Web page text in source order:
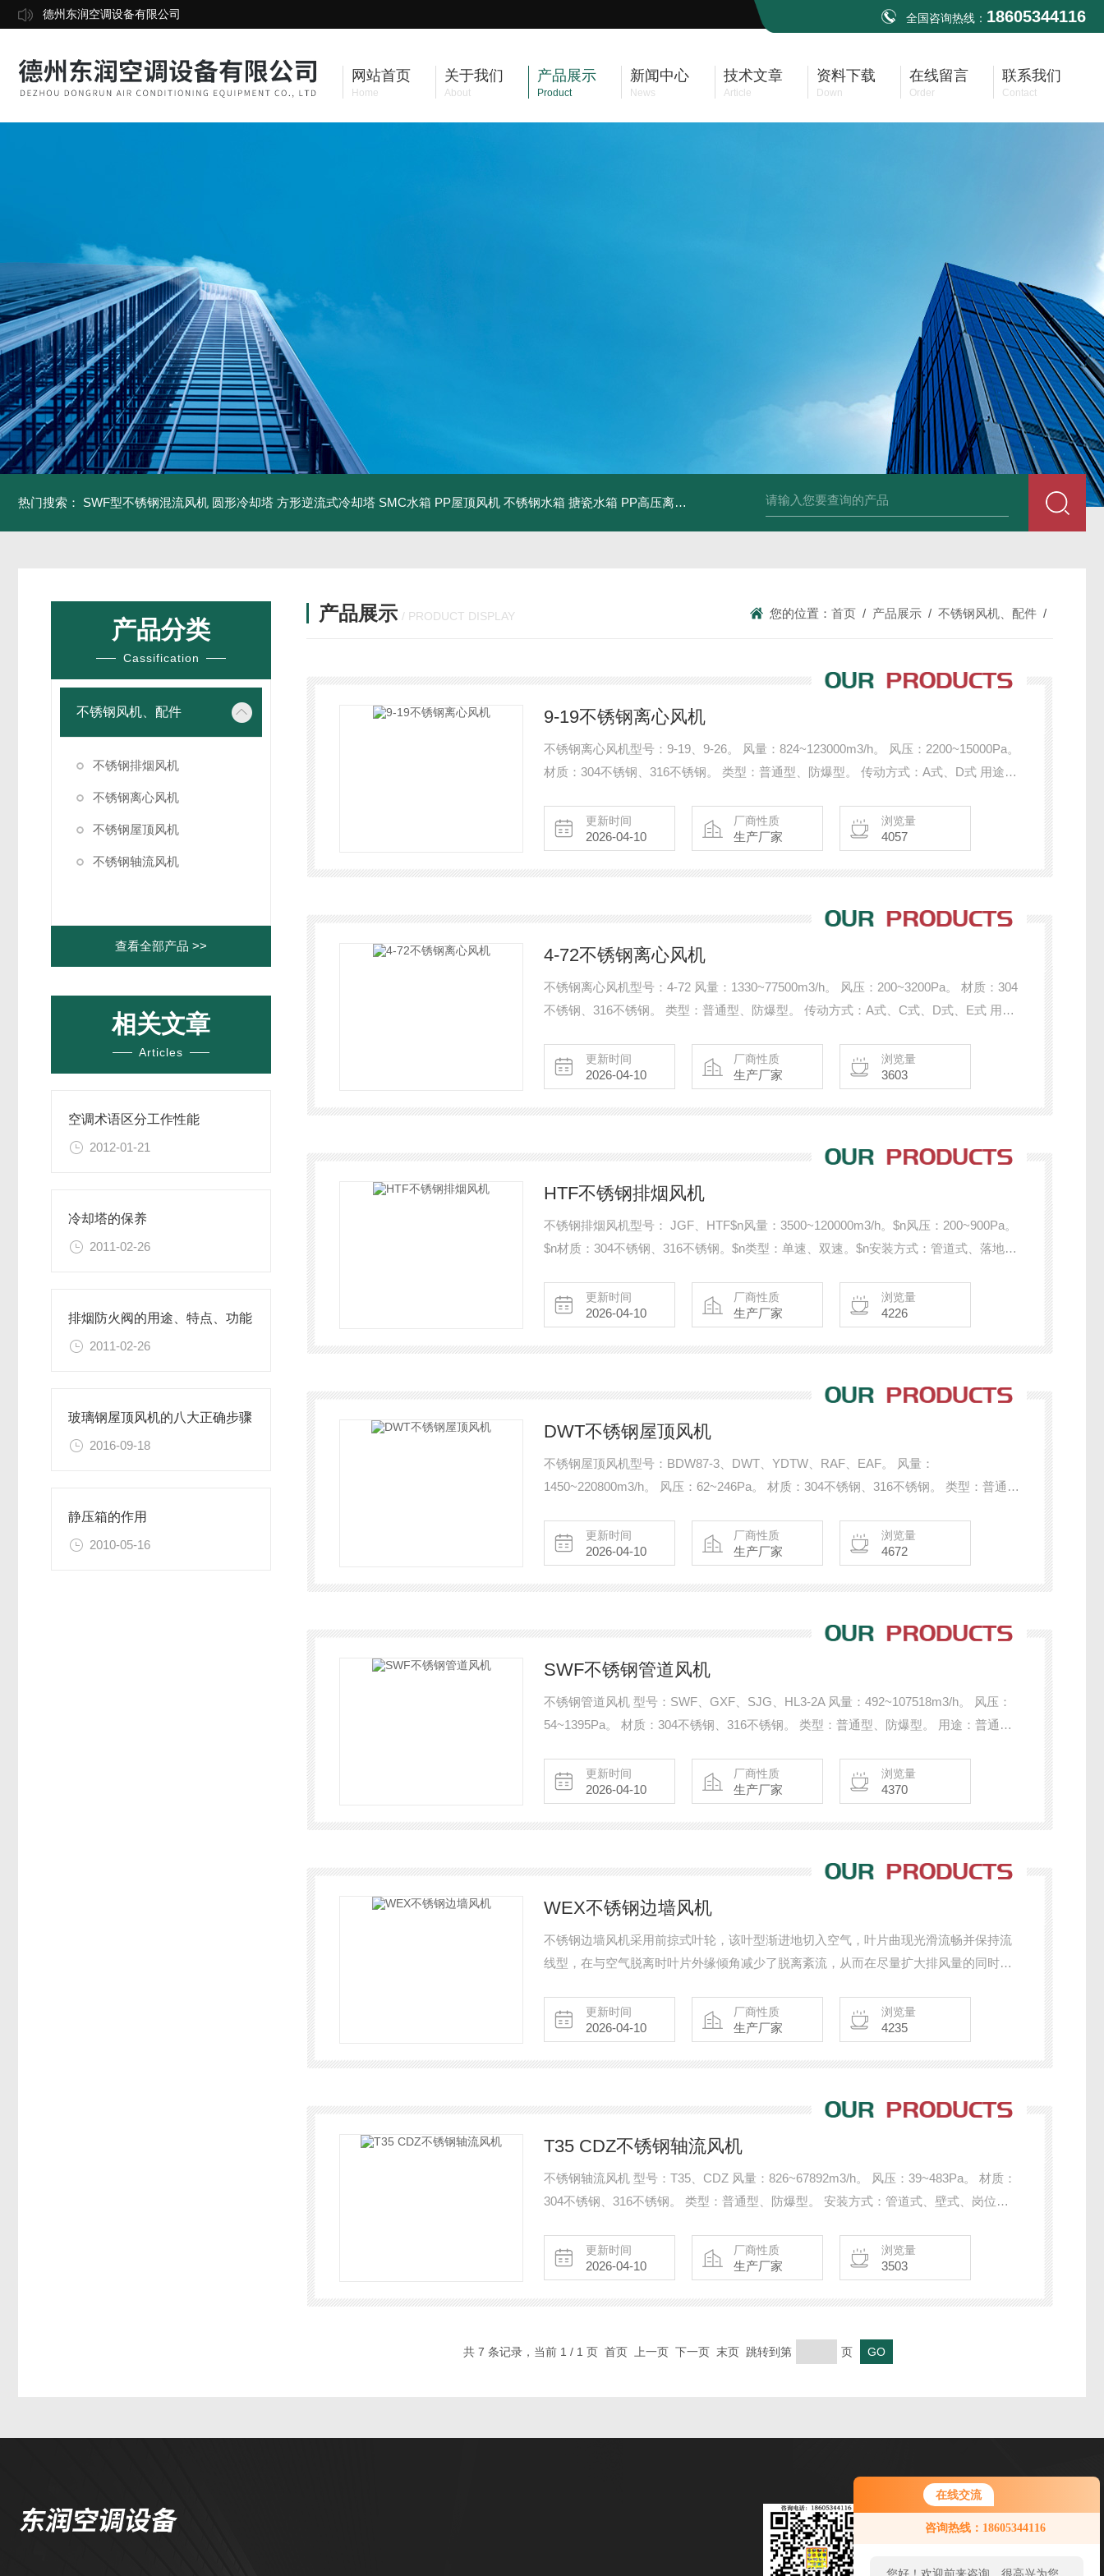
在线交流
咨询热线：18605344116
德州东润空调设备有限公司 全国咨询热线： 18605344116
网站首页
Home
关于我们
About
产品展示
Product
新闻中心
News
技术文章
Article
资料下载
Down
在线留言
Order
联系我们
Contact
热门搜索： SWF型不锈钢混流风机 圆形冷却塔 方形逆流式冷却塔 SMC水箱 PP屋顶风机 不锈钢水箱 搪瓷水箱 PP高压离心风机 PP风帽 组合式空调机组 单层百叶
产品分类
Cassification
不锈钢风机、配件
不锈钢排烟风机
不锈钢离心风机
不锈钢屋顶风机
不锈钢轴流风机
查看全部产品 >>
相关文章
Articles
空调术语区分工作性能
2012-01-21
冷却塔的保养
2011-02-26
排烟防火阀的用途、特点、功能
2011-02-26
玻璃钢屋顶风机的八大正确步骤
2016-09-18
静压箱的作用
2010-05-16
产品展示 / PRODUCT DISPLAY 您的位置： 首页 / 产品展示 / 不锈钢风机、配件 /
9-19不锈钢离心风机
不锈钢离心风机型号：9-19、9-26。 风量：824~123000m3/h。 风压：2200~15000Pa。
材质：304不锈钢、316不锈钢。 类型：普通型、防爆型。 传动方式：A式、D式 用途：
等行业的物料输送。
更新时间
2026-04-10
厂商性质
生产厂家
浏览量
4057
4-72不锈钢离心风机
不锈钢离心风机型号：4-72 风量：1330~77500m3/h。 风压：200~3200Pa。 材质：304
不锈钢、316不锈钢。 类型：普通型、防爆型。 传动方式：A式、C式、D式、E式 用
头、防雨帽、盘根、控制箱等附件。
更新时间
2026-04-10
厂商性质
生产厂家
浏览量
3603
HTF不锈钢排烟风机
不锈钢排烟风机型号： JGF、HTF$n风量：3500~120000m3/h。$n风压：200~900Pa。
$n材质：304不锈钢、316不锈钢。$n类型：单速、双速。$n安装方式：管道式、落地
更新时间
2026-04-10
厂商性质
生产厂家
浏览量
4226
DWT不锈钢屋顶风机
不锈钢屋顶风机型号：BDW87-3、DWT、YDTW、RAF、EAF。 风量：
1450~220800m3/h。 风压：62~246Pa。 材质：304不锈钢、316不锈钢。 类型：普通
（瓣）、防火阀、电动阀。
更新时间
2026-04-10
厂商性质
生产厂家
浏览量
4672
SWF不锈钢管道风机
不锈钢管道风机 型号：SWF、GXF、SJG、HL3-2A 风量：492~107518m3/h。 风压：
54~1395Pa。 材质：304不锈钢、316不锈钢。 类型：普通型、防爆型。 用途：普通送
更新时间
2026-04-10
厂商性质
生产厂家
浏览量
4370
WEX不锈钢边墙风机
不锈钢边墙风机采用前掠式叶轮，该叶型渐进地切入空气，叶片曲现光滑流畅并保持流
线型，在与空气脱离时叶片外缘倾角减少了脱离紊流，从而在尽量扩大排风量的同时保
更新时间
2026-04-10
厂商性质
生产厂家
浏览量
4235
T35 CDZ不锈钢轴流风机
不锈钢轴流风机 型号：T35、CDZ 风量：826~67892m3/h。 风压：39~483Pa。 材质：
304不锈钢、316不锈钢。 类型：普通型、防爆型。 安装方式：管道式、壁式、岗位式
更新时间
2026-04-10
厂商性质
生产厂家
浏览量
3503
共 7 条记录，当前 1 / 1 页 首页 上一页 下一页 末页 跳转到第 页
微信扫一扫
邮箱：jinguanggroup@126.com